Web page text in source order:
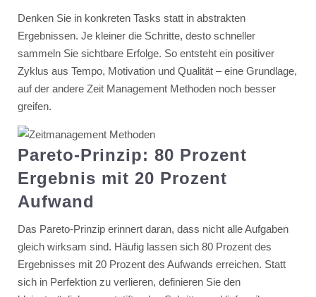
Denken Sie in konkreten Tasks statt in abstrakten
Ergebnissen. Je kleiner die Schritte, desto schneller
sammeln Sie sichtbare Erfolge. So entsteht ein positiver
Zyklus aus Tempo, Motivation und Qualität – eine Grundlage,
auf der andere Zeit Management Methoden noch besser
greifen.
Pareto-Prinzip: 80 Prozent
Ergebnis mit 20 Prozent
Aufwand
Das Pareto-Prinzip erinnert daran, dass nicht alle Aufgaben
gleich wirksam sind. Häufig lassen sich 80 Prozent des
Ergebnisses mit 20 Prozent des Aufwands erreichen. Statt
sich in Perfektion zu verlieren, definieren Sie den